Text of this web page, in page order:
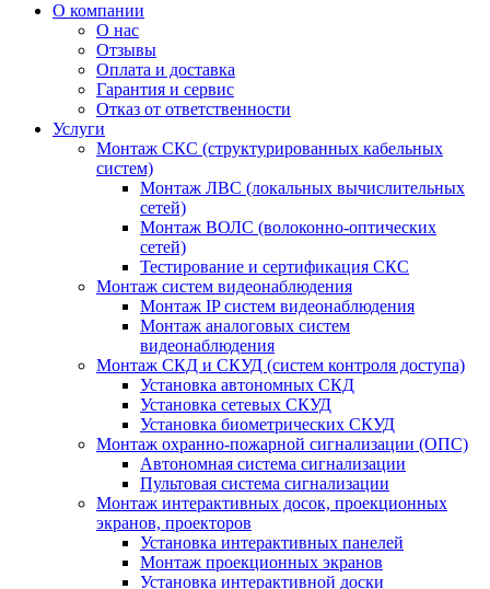
О компании
О нас
Отзывы
Оплата и доставка
Гарантия и сервис
Отказ от ответственности
Услуги
Монтаж СКС (структурированных кабельных
систем)
Монтаж ЛВС (локальных вычислительных
сетей)
Монтаж ВОЛС (волоконно-оптических
сетей)
Тестирование и сертификация СКС
Монтаж систем видеонаблюдения
Монтаж IP систем видеонаблюдения
Монтаж аналоговых систем
видеонаблюдения
Монтаж СКД и СКУД (систем контроля доступа)
Установка автономных СКД
Установка сетевых СКУД
Установка биометрических СКУД
Монтаж охранно-пожарной сигнализации (ОПС)
Автономная система сигнализации
Пультовая система сигнализации
Монтаж интерактивных досок, проекционных
экранов, проекторов
Установка интерактивных панелей
Монтаж проекционных экранов
Установка интерактивной доски